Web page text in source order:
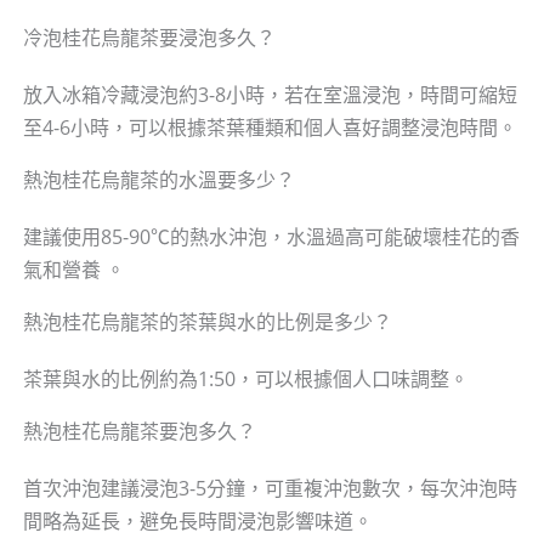
冷泡桂花烏龍茶要浸泡多久？
放入冰箱冷藏浸泡約3-8小時，若在室溫浸泡，時間可縮短
至4-6小時，可以根據茶葉種類和個人喜好調整浸泡時間。
熱泡桂花烏龍茶的水溫要多少？
建議使用85-90℃的熱水沖泡，水溫過高可能破壞桂花的香
氣和營養 。
熱泡桂花烏龍茶的茶葉與水的比例是多少？
茶葉與水的比例約為1:50，可以根據個人口味調整。
熱泡桂花烏龍茶要泡多久？
首次沖泡建議浸泡3-5分鐘，可重複沖泡數次，每次沖泡時
間略為延長，避免長時間浸泡影響味道。